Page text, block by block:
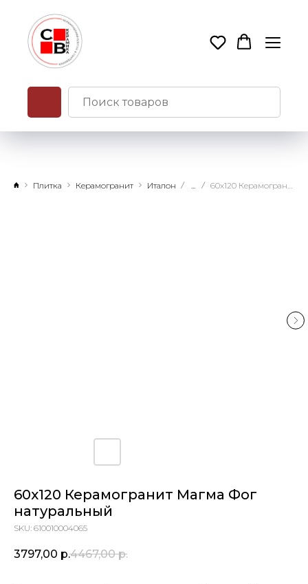
Плитка Керамогранит Италон
60х120 Керамогранит Магма Фог
натуральный
SKU: 610010004065
3797,00 р.4467,00 р.